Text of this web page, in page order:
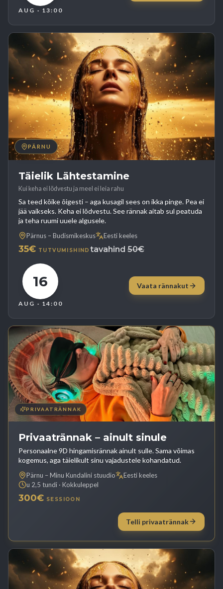
AUG · 13:00
PÄRNU
Täielik Lähtestamine
Kui keha ei lõdvestu ja meel ei leia rahu
Sa teed kõike õigesti – aga kusagil sees on ikka pinge. Pea ei
jää vaikseks. Keha ei lõdvestu. See rännak aitab sul peatuda
ja teha ruumi uuele algusele.
Pärnus – Budismikeskus Eesti keeles
35€ TUTVUMISHIND tavahind 50€
16
AUG · 14:00
Vaata rännakut
PRIVAATRÄNNAK
Privaatrännak – ainult sinule
Personaalne 9D hingamisrännak ainult sulle. Sama võimas
kogemus, aga täielikult sinu vajadustele kohandatud.
Pärnu – Minu Kundalini stuudio
Eesti keeles
u 2,5 tundi · Kokkuleppel
300€ SESSIOON
Telli privaatrännak